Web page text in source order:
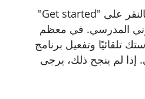
ما عليك سوى التسجيل بالنقر على "Get started"
المدرسي. في معظم
تلقائيًا وتفعيل برنامج
إذا لم ينجح ذلك، يرجى